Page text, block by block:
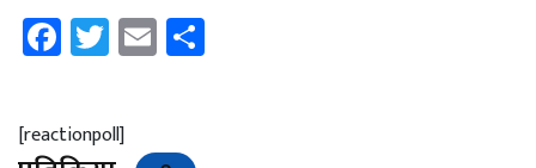
Facebook
Twitter
Email
[reactionpoll]